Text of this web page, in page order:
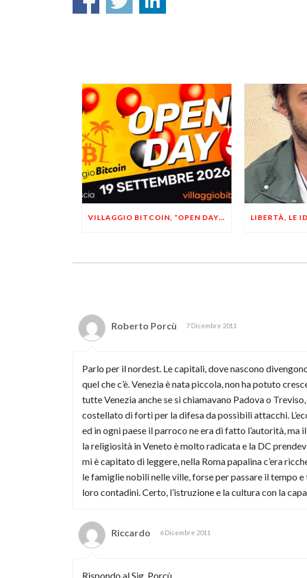
VILLAGGIO BITCOIN, “OPEN DAY 5”: LEONARDO FACCO OSPITE A BRESCIA
Roberto Porcù 7 Dicembre 2011
Parlo per il nordest. Le capitali, dove nascono
quel che c’è. Venezia è nata piccola, non ha potuto
tutte Venezia anche se si chiamavano Padova o
costellato di forti per la difesa da possibili attacchi.
ed in ogni paese il parroco ne era di fatto l’autorità,
la religiosità in Veneto è molto radicata e la DC
mi è capitato di leggere, nella Roma papalina c’era
le famiglie nobili nelle ville, forse per passare il tempo
loro contadini. Certo, l’istruzione e la cultura con la
Riccardo 6 Dicembre 2011
Rispondo al Sig. Porcù